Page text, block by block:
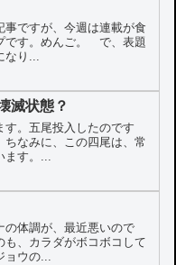
ですが、今週は連載が食
です。めんご。 で、表題
なり...
滅状態？
。五尾投入したのです
なみに、この四尾は、常
ます。...
の体調が、最近悪いので
、カラダがボコボコして
ョウの...